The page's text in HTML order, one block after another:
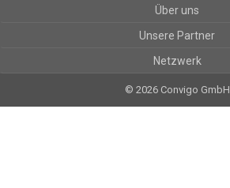
Über uns
Unsere Partner
Netzwerk
© 2026 Convigo GmbH